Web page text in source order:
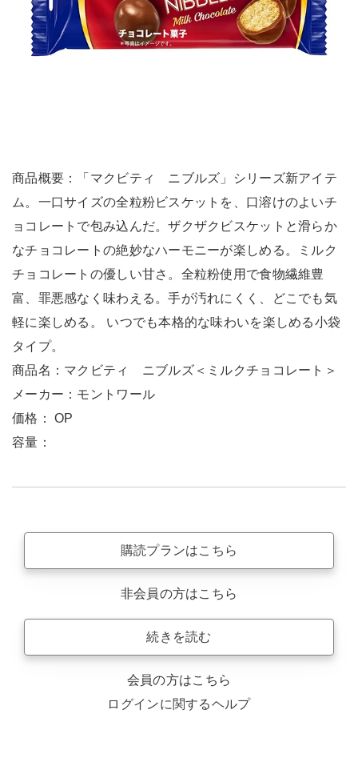
商品概要：「マクビティ ニブルズ」シリーズ新アイテ
ム。一口サイズの全粒粉ビスケットを、口溶けのよいチ
ョコレートで包み込んだ。ザクザクビスケットと滑らか
なチョコレートの絶妙なハーモニーが楽しめる。ミルク
チョコレートの優しい甘さ。全粒粉使用で食物繊維豊
富、罪悪感なく味わえる。手が汚れにくく、どこでも気
軽に楽しめる。 いつでも本格的な味わいを楽しめる小袋
タイプ。
商品名：マクビティ ニブルズ＜ミルクチョコレート＞
メーカー：モントワール
価格： OP
容量：
購読プランはこちら
非会員の方はこちら
続きを読む
会員の方はこちら
ログインに関するヘルプ